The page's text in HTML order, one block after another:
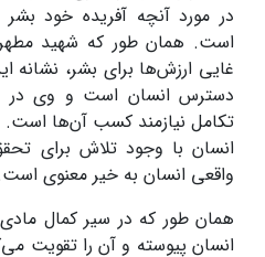
در مورد آنچه آفریده خود
است. همان طور که شهید
غایی ارزش‌ها برای بشر، نشانه
دسترس انسان است و وی در
تکامل نیازمند کسب آن‌ها است.
انسان با وجود تلاش برای
واقعی انسان به خیر معنوی
همان ‌طور که در سیر کمال
انسان پیوسته و آن را تقویت